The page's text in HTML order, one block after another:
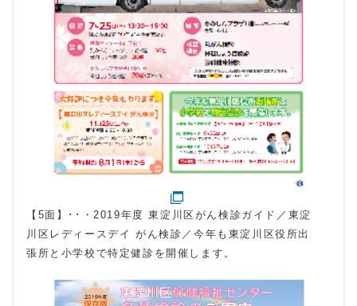
【5面】･･・2019年度 東淀川区がん検診ガイド／東淀
川区レディースデイ がん検診／今年も東淀川区役所出
張所と小学校で特定健診を開催します。